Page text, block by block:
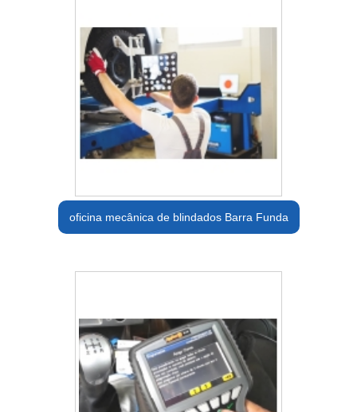
oficina mecânica de blindados Barra Funda